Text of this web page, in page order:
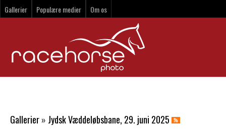
Gallerier Populære medier Om os
Gallerier» Jydsk Væddeløbsbane, 29. juni 2025